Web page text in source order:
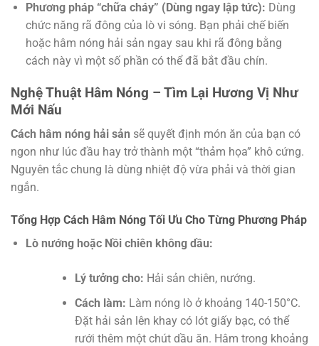
Phương pháp “chữa cháy” (Dùng ngay lập tức): Dùng
chức năng rã đông của lò vi sóng. Bạn phải chế biến
hoặc hâm nóng hải sản ngay sau khi rã đông bằng
cách này vì một số phần có thể đã bắt đầu chín.
Nghệ Thuật Hâm Nóng – Tìm Lại Hương Vị Như
Mới Nấu
Cách hâm nóng hải sản sẽ quyết định món ăn của bạn có
ngon như lúc đầu hay trở thành một “thảm họa” khô cứng.
Nguyên tắc chung là dùng nhiệt độ vừa phải và thời gian
ngắn.
Tổng Hợp Cách Hâm Nóng Tối Ưu Cho Từng Phương Pháp
Lò nướng hoặc Nồi chiên không dầu:
Lý tưởng cho: Hải sản chiên, nướng.
Cách làm: Làm nóng lò ở khoảng 140-150°C.
Đặt hải sản lên khay có lót giấy bạc, có thể
rưới thêm một chút dầu ăn. Hâm trong khoảng